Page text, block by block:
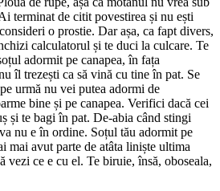
terminat de citit povestirea și nu ești
o prostie. Dar așa, ca fapt divers,
calculatorul și te duci la culcare. Te
adormit pe canapea, în fața
îl trezești ca să vină cu tine în pat. Se
urmă nu vei putea adormi de
bine și pe canapea. Verifici dacă cei
și te bagi în pat. De-abia când stingi
nu e în ordine. Soțul tău adormit pe
mai avut parte de atâta liniște ultima
vezi ce e cu el. Te biruie, însă, oboseala,